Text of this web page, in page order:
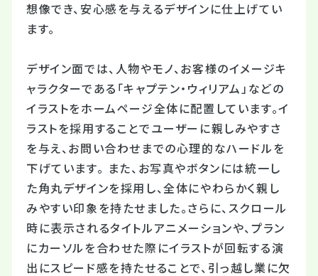
想像でき、安心感を与えるデザインに仕上げてい
ます。
デザイン面では、人物やモノ、お客様のイメージキ
ャラクターである「キャプテン・ウィリアム」などの
イラストをホームページ全体に配置しています。イ
ラストを採用することでユーザーに親しみやすさ
を与え、お問い合わせまでの心理的なハードルを
下げています。 また、お写真やボタンには統一し
た角丸デザインを採用し、全体にやわらかく親し
みやすい印象を持たせました。さらに、スクロール
時に表示されるタイトルアニメーションや、プラン
にカーソルを合わせた際にイラストが回転する演
出にスピード感を持たせることで、引っ越し業に欠